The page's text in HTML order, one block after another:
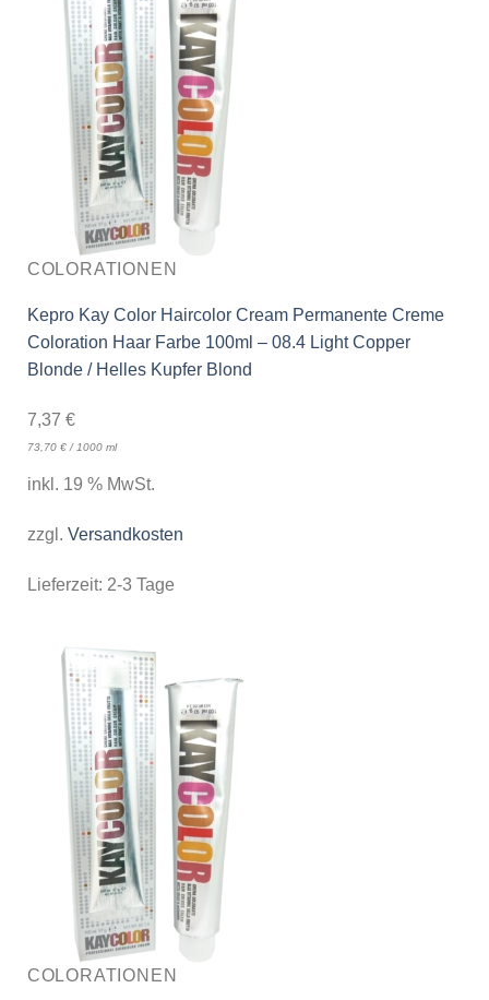
COLORATIONEN
Kepro Kay Color Haircolor Cream Permanente Creme
Coloration Haar Farbe 100ml – 08.4 Light Copper
Blonde / Helles Kupfer Blond
7,37 €
73,70 €/1000 ml
inkl. 19 % MwSt.
zzgl. Versandkosten
Lieferzeit: 2-3 Tage
COLORATIONEN